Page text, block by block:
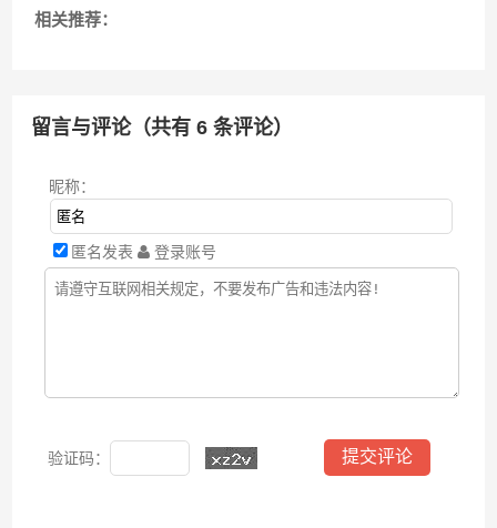
相关推荐：
留言与评论（共有6 条评论）
昵称：
匿名发表 登录账号
验证码：